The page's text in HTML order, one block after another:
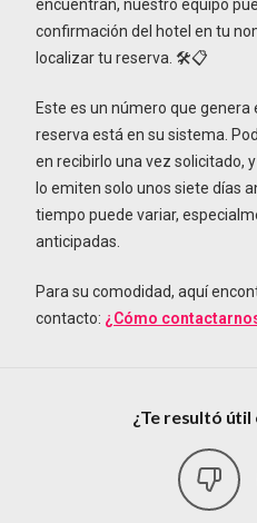
encuentran, nuestro equipo
confirmación del hotel en tu
localizar tu reserva. 🛠️📋
Este es un número que genera
reserva está en su sistema.
en recibirlo una vez solicitado,
lo emiten solo unos siete días
tiempo puede variar,
anticipadas.
Para su comodidad, aquí
contacto: ¿Cómo
¿Te resultó